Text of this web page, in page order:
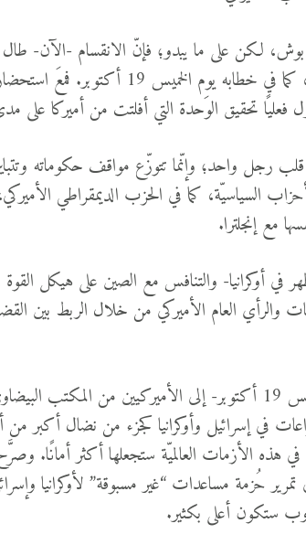
بوش، لكن على ما يبدو؛ فإنّ الانقسام -الآن-
أميركا، ما يتطلب من بايدن محاولة خلق الإجماع، كما في خطابه
فعليًا تحقيق الوَحدة التي أفلتت من أميركا على
يضمّ 27 دولة ليس على قلب رجل واحد؛ وإنّما تتوزّع مواقف حكوماته
السياسيّة، كما في الحزب الديمقراطي
مع إنجلترا.
في أوكرانيا- والتنافس مع الصين على هيكل القوة
العام الأميركي من خلال الربط بين
تحدّث الرئيس الأمريكي جو بايدن – مساء الخميس 19 أكتوبر- إلى الأميركيين
في إسرائيل وأوكرانيا كجزء من نضال أكبر من
هذه الأزمات العالميّة ستجعلها أكثر أمانًا.
حُزمة مساعدات “غير مسبوقة” لأوكرانيا
ستكون أعلى بكثير.